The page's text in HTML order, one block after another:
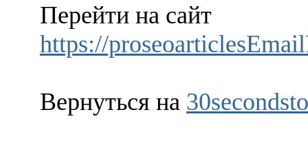
Перейти на сайт
https://
Вернуться на